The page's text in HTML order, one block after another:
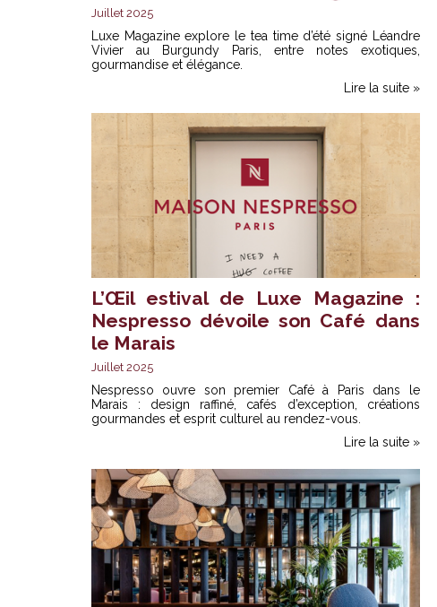
Juillet 2025
Luxe Magazine explore le tea time d’été signé Léandre
Vivier au Burgundy Paris, entre notes exotiques,
gourmandise et élégance.
Lire la suite »
L’Œil estival de Luxe Magazine :
Nespresso dévoile son Café dans
le Marais
Juillet 2025
Nespresso ouvre son premier Café à Paris dans le
Marais : design raffiné, cafés d’exception, créations
gourmandes et esprit culturel au rendez-vous.
Lire la suite »